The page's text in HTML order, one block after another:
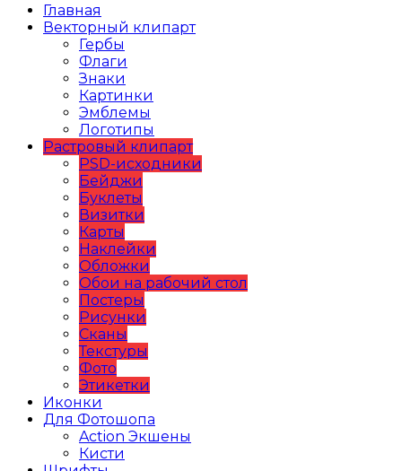
Главная
Векторный клипарт
Гербы
Флаги
Знаки
Картинки
Эмблемы
Логотипы
Растровый клипарт
PSD-исходники
Бейджи
Буклеты
Визитки
Карты
Наклейки
Обложки
Обои на рабочий стол
Постеры
Рисунки
Сканы
Текстуры
Фото
Этикетки
Иконки
Для Фотошопа
Action Экшены
Кисти